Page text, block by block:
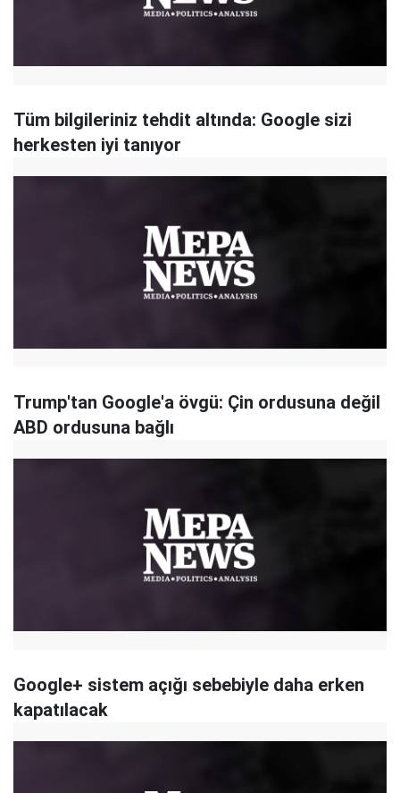
Tüm bilgileriniz tehdit altında: Google sizi
herkesten iyi tanıyor
Trump'tan Google'a övgü: Çin ordusuna değil
ABD ordusuna bağlı
Google+ sistem açığı sebebiyle daha erken
kapatılacak